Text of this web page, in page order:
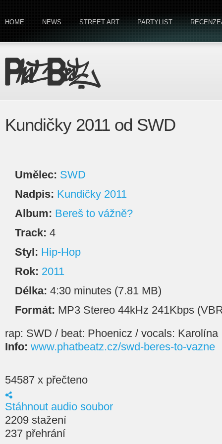
HOME NEWS STREET ART PARTYLIST
Kundičky 2011 od SWD
Umělec: SWD
Nadpis: Kundičky 2011
Album: Bereš to vážně?
Track: 4
Styl: Hip-Hop
Rok: 2011
Délka: 4:30 minutes (7.81 MB)
Formát: MP3 Stereo 44kHz 241Kbps
rap: SWD / beat: Phoenicz / vocals: Karolína
Info: www.phatbeatz.cz/swd-beres-to-vazne
54587 x přečteno
Stáhnout audio soubor
2209 stažení
237 přehrání